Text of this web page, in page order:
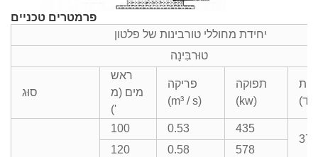
פרמטרים טכניים
יחידת מחוללי טורבינות של פלטון
טוּרבִּינָה
סוּג
ראש
מים (מ
')
פריקה
(m³ / s)
תפוקה
(kw)
100 0.53
435
375
120
0.58
578